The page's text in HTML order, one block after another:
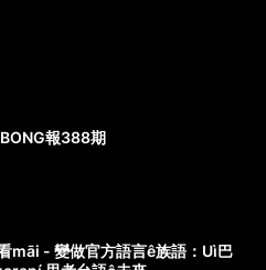
報388期
māi - 變做官方語言ê族語：Uì巴